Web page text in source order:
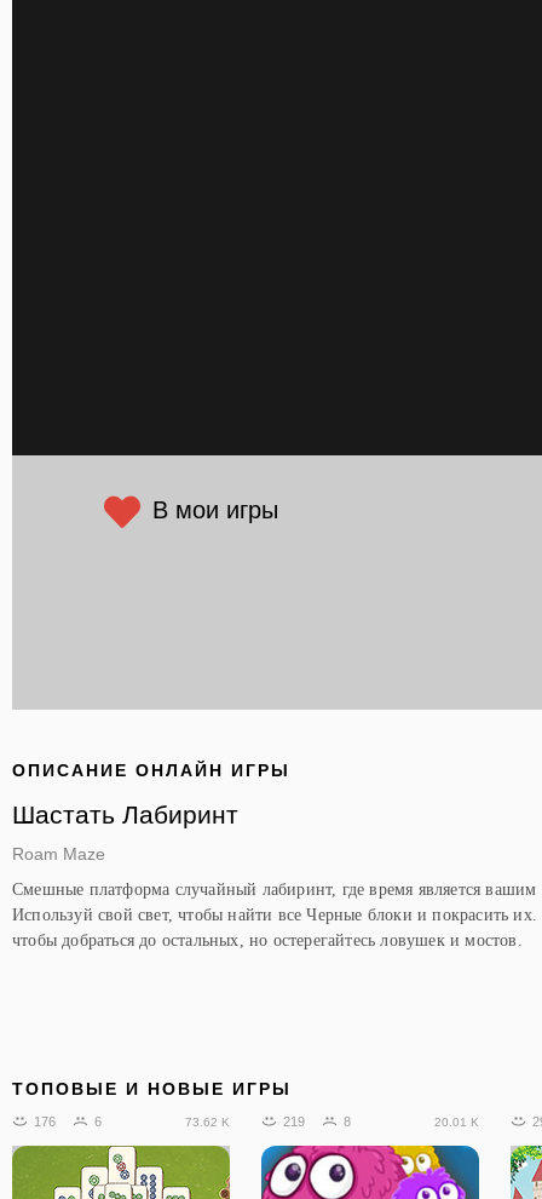
В мои игры
ОПИСАНИЕ ОНЛАЙН ИГРЫ
Шастать Лабиринт
Roam Maze
Смешные платформа случайный лабиринт, где время является
Используй свой свет, чтобы найти все Черные блоки и покрасить их.
чтобы добраться до остальных, но остерегайтесь ловушек и мостов.
ТОПОВЫЕ И НОВЫЕ ИГРЫ
176 6 73.62 K 219 8 20.01 K